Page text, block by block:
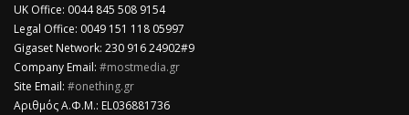
​UK Office: 0044 845 508 9154
Legal Office: 0049 151 118 05997
Gigaset Network: 230 916 24902#9
Company Email: #mostmedia.gr
Site Email: #onething.gr
Αριθμός Α.Φ.Μ.: EL036881736